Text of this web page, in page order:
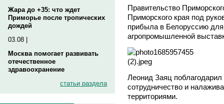
Жара до +35: что ждет
Приморье после тропических
дождей
03.08 |
Москва помогает развивать
отечественное
здравоохранение
статьи раздела
Правительство
Приморского края под
прибыла в Белоруссию
агропромышленной
Леонид Заяц
сотрудничество и
территориями.